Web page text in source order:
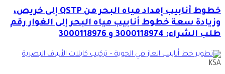
خطوط أنابيب إمداد مياه البحر من QSTP إلى خريص،
وزيادة سعة خطوط أنابيب مياه البحر إلى الغوار رقم
طلب الشراء: 3000118974 و 3000118976
KSA